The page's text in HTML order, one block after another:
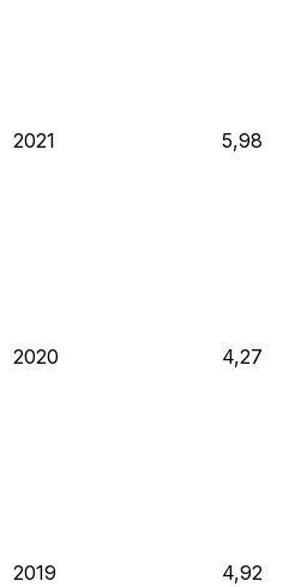
2021 5,98
2020 4,27
2019 4,92